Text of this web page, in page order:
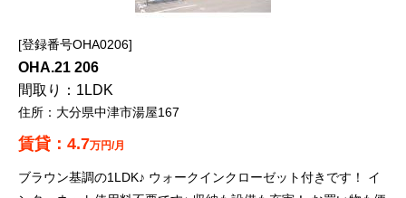
登録番号OHA0206
OHA.21 206
1LDK
大分県中津市湯屋167
4.7万円/月
ブラウン基調の1LDK♪ ウォークインクローゼット付きです！ イ